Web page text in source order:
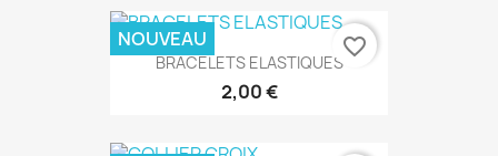
BRACELETS ELASTIQUES
2,00 €
NOUVEAU favorite_border